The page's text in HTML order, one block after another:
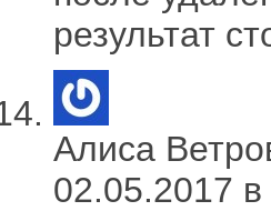
результат
Алиса
02.05.2017 в